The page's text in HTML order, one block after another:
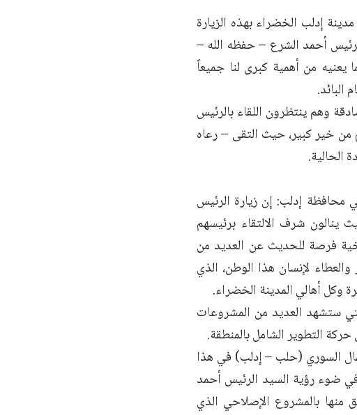
إدلب الخضراء بهذه الزيارة
أحمد الشرع – حفظه الله –
يعنيه من أهمية كبرى لنا جميعاً
البائد.
وهم ينتظرون اللقاء بالرئيس
من خير كبير، حيث التقى – رعاه
الحالية.
إدلب: إن زيارة الرئيس
شرف الالتقاء برئيسهم
فرصة للحديث عن العديد من
لإنسان هذا الوطن، الذي
وكل أهالي المدينة الخضراء.
ستشهد العديد من المشروعات
التطوير الشامل بالمنطقة.
السوري (حلب – إدلب) في هذا
ضوء رؤية السيد الرئيس أحمد
منها بالمشروع الإصلاحي الذي